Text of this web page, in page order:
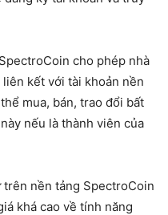
cho phép nhà
kết với tài khoản nền
mua, bán, trao đổi bất
nếu là thành viên của
nền tảng SpectroCoin
khá cao về tính năng